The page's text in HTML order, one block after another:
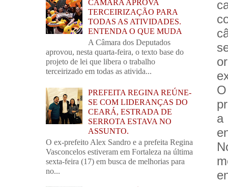
a
CÂMARA APROVA
TERCEIRIZAÇÃO PARA
TODAS AS ATIVIDADES.
ENTENDA O QUE MUDA
A Câmara dos Deputados
aprovou, nesta quarta-feira, o texto base do
projeto de lei que libera o trabalho
terceirizado em todas as ativida...
PREFEITA REGINA REÚNE-
SE COM LIDERANÇAS DO
CEARÁ, ESTRADA DE
SERROTA ESTAVA NO
ASSUNTO.
O ex-prefeito Alex Sandro e a prefeita Regina
Vasconcelos estiveram em Fortaleza na última
sexta-feira (17) em busca de melhorias para
no...